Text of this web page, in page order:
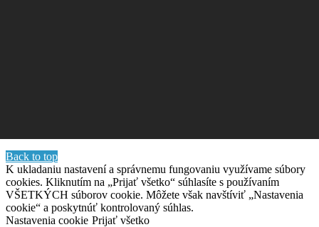
Back to top
K ukladaniu nastavení a správnemu fungovaniu využívame súbory
cookies. Kliknutím na „Prijať všetko“ súhlasíte s používaním
VŠETKÝCH súborov cookie. Môžete však navštíviť „Nastavenia
cookie“ a poskytnúť kontrolovaný súhlas.
Nastavenia cookie Prijať všetko